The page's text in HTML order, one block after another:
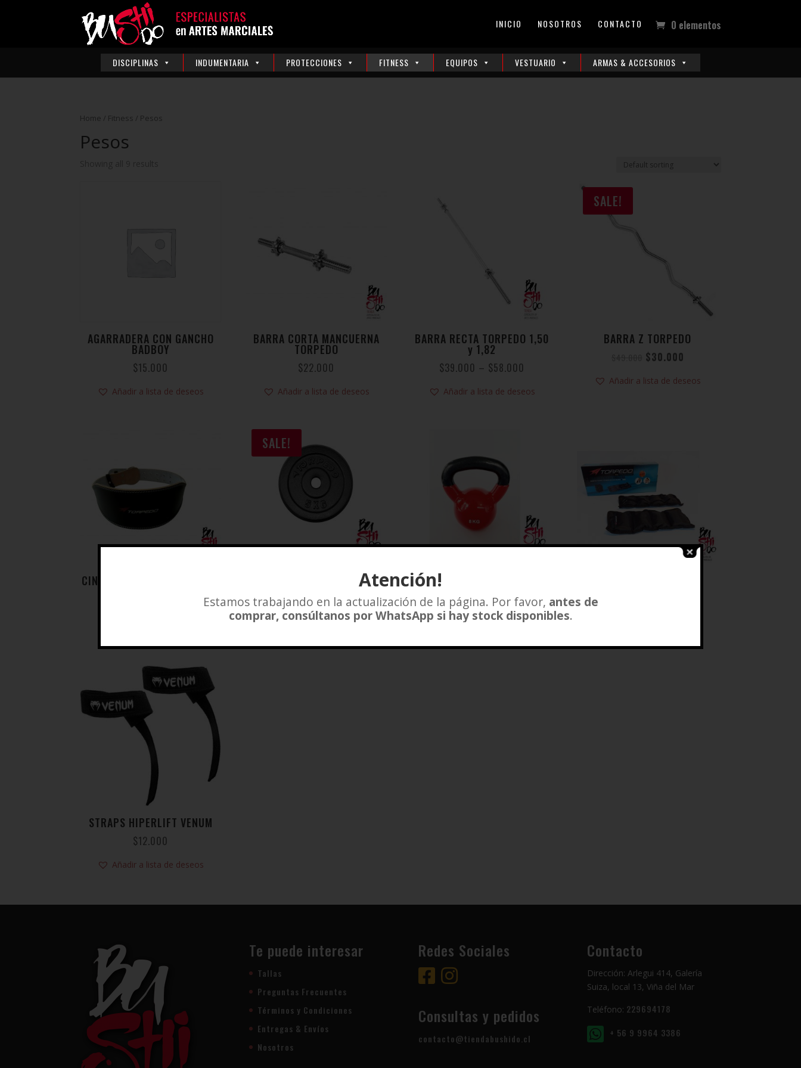
INICIO NOSOTROS CONTACTO 0 elementos
DISCIPLINAS INDUMENTARIA PROTECCIONES FITNESS EQUIPOS VESTUARIO ARMAS & ACCESORIOS
Home / Fitness / Pesos
Pesos
AGARRADERA CON GANCHO
BADBOY
$15.000
Añadir a lista de deseos
BARRA CORTA MANCUERNA
TORPEDO
$22.000
Añadir a lista de deseos
BARRA RECTA TORPEDO 1,50
y 1,82
$39.000 – $58.000
Añadir a lista de deseos
SALE!
BARRA Z TORPEDO
$30.000
Añadir a lista de deseos
CINTURON LUMBAR TORPEDO
SALE!
DISCOS DE FIERRO TORPEDO
$1.500–$29.000
Añadir a lista de deseos
KETTEBELL o PESAS RUSAS
$45.000
STRAPS HIPERLIFT VENUM
$12.000
Añadir a lista de deseos
Te puede interesar
Tallas
Preguntas Frecuentes
Términos y Condiciones
Entregas & Envíos
Nosotros
Redes Sociales
Consultas y pedidos
contacto@tiendabushido.cl
Contacto
Dirección: Arlegui 414, Galería
Suiza, local 13, Viña del Mar
Teléfono: 229694178
+ 56 9 9964 3386
Atención!
Estamos trabajando en la actualización de la página. Por favor, antes de
comprar, consúltanos por WhatsApp si hay stock disponibles.